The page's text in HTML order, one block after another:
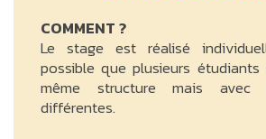
COMMENT ?
Le stage est réalisé
possible que plusieurs
même structure mais avec
différentes.